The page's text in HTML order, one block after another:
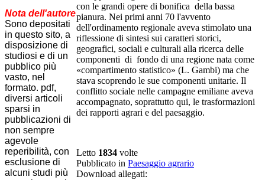
con le grandi opere di bonifica della bassa
pianura. Nei primi anni 70 l'avvento
dell'ordinamento regionale aveva stimolato una
riflessione di sintesi sui caratteri storici,
geografici, sociali e culturali alla ricerca delle
componenti di fondo di una regione nata come
«compartimento statistico» (L. Gambi) ma che
stava scoprendo le sue componenti unitarie. Il
conflitto sociale nelle campagne emiliane aveva
accompagnato, soprattutto qui, le trasformazioni
dei rapporti agrari e del paesaggio.
Letto 1834volte
Pubblicato in Paesaggio agrario
Download allegati:
Nota dell'autore
Sono depositati
in questo sito, a
disposizione di
studiosi e di un
pubblico più
vasto, nel
formato. pdf,
diversi articoli
sparsi in
pubblicazioni di
non sempre
agevole
reperibilità, con
esclusione di
alcuni studi più